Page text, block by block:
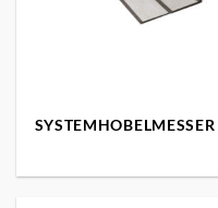
SYSTEMHOBELMESSER